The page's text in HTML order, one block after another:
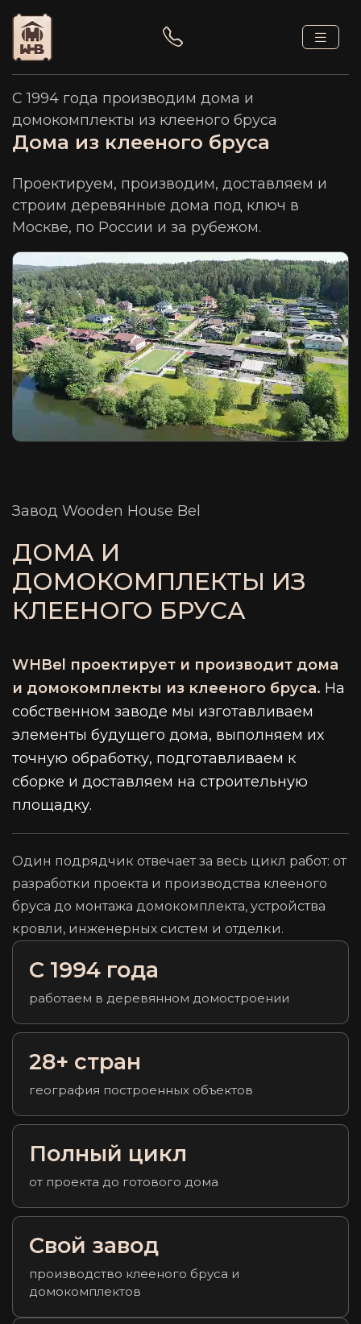
С 1994 года производим дома и
домокомплекты из клееного бруса
Дома из клееного бруса
Проектируем, производим, доставляем и
строим деревянные дома под ключ в
Москве, по России и за рубежом.
Завод Wooden House Bel
ДОМА И
ДОМОКОМПЛЕКТЫ ИЗ
КЛЕЕНОГО БРУСА
WHBel проектирует и производит дома
и домокомплекты из клееного бруса. На
собственном заводе мы изготавливаем
элементы будущего дома, выполняем их
точную обработку, подготавливаем к
сборке и доставляем на строительную
площадку.
Один подрядчик отвечает за весь цикл работ: от
разработки проекта и производства клееного
бруса до монтажа домокомплекта, устройства
кровли, инженерных систем и отделки.
С 1994 года
работаем в деревянном домостроении
28+ стран
география построенных объектов
Полный цикл
от проекта до готового дома
Свой завод
производство клееного бруса и
домокомплектов